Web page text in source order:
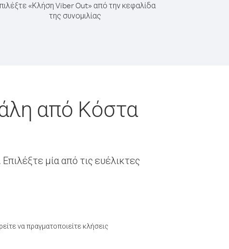
«Κλήση Viber Out» από την κεφαλίδα
της συνομιλίας
από Κόστα
μία από τις ευέλικτες
να πραγματοποιείτε κλήσεις